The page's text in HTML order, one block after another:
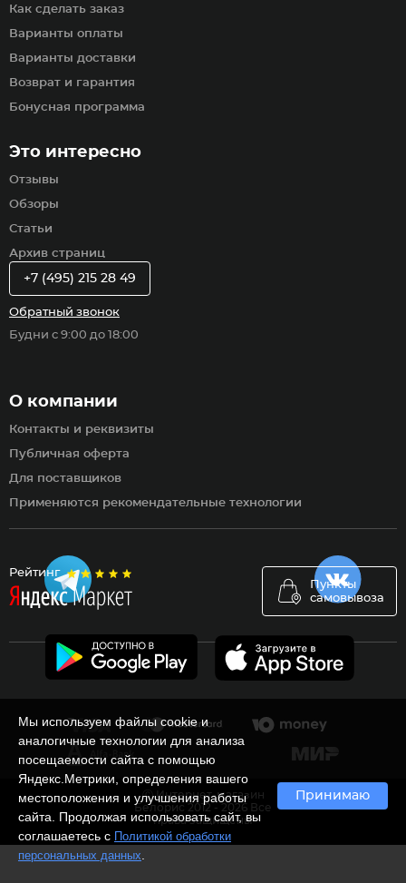
Рейтинг
Пункты
самовывоза
Как сделать заказ
Варианты оплаты
Варианты доставки
Возврат и гарантия
Бонусная программа
Это интересно
Отзывы
Обзоры
Статьи
Архив страниц
О компании
Контакты и реквизиты
Публичная оферта
Для поставщиков
Применяются рекомендательные технологии
+7 (495) 215 28 49
Обратный звонок
Будни с 9:00 до 18:00
Мы используем файлы cookie и
аналогичные технологии для анализа
посещаемости сайта с помощью
Яндекс.Метрики, определения вашего
местоположения и улучшения работы
сайта. Продолжая использовать сайт, вы
соглашаетесь с Политикой обработки
персональных данных
Принимаю
Ⓒ Интернет-магазин
Белорис 2012 - 2026 Все
права защищены